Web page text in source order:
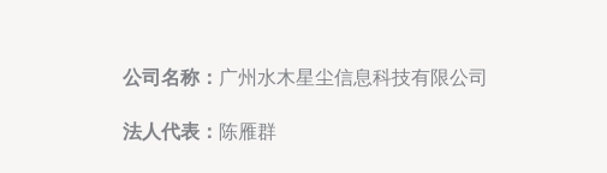
公司名称： 广州水木星尘信息科技有限公司
法人代表： 陈雁群